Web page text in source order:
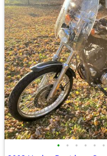
• • • • • •